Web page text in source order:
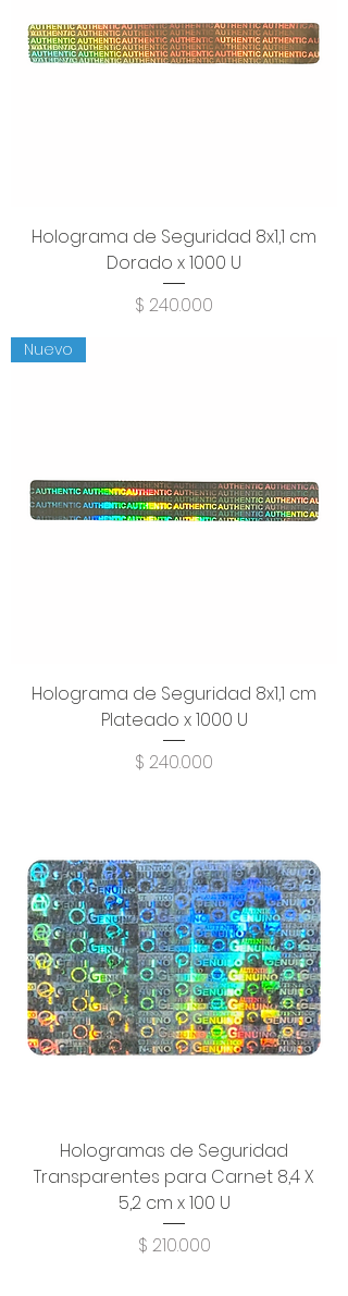
Holograma de Seguridad 8x1,1 cm
Dorado x 1000 U
Precio
$ 240.000
Nuevo
Holograma de Seguridad 8x1,1 cm
Plateado x 1000 U
Precio
$ 240.000
Hologramas de Seguridad
Transparentes para Carnet 8,4 X
5,2 cm x 100 U
Precio
$ 210.000